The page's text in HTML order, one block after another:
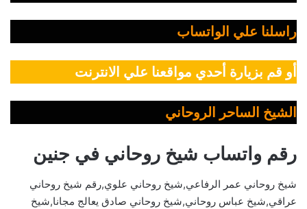
راسلنا علي الواتساب
أو قم بزيارة أحدي مواقعنا علي الانترنت
الشيخ الساحر الروحاني
رقم واتساب شيخ روحاني في جنين
شيخ روحاني عمر الرفاعي,شيخ روحاني علوي,رقم شيخ روحاني
عراقي,شيخ عباس روحاني,شيخ روحاني صادق يعالج مجانا,شيخ